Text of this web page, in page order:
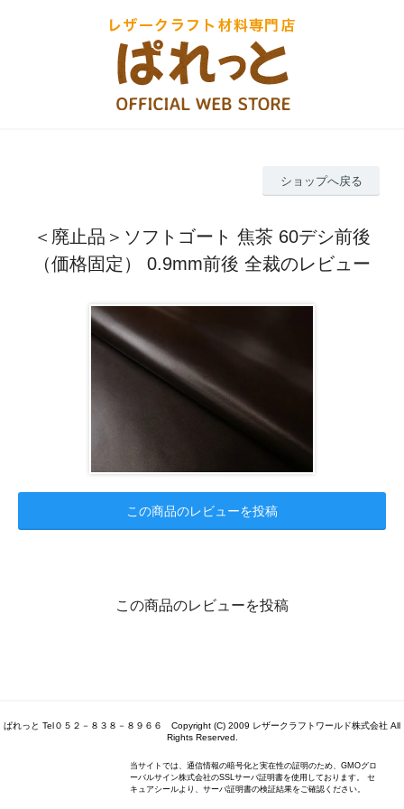
ショップへ戻る
＜廃止品＞ソフトゴート 焦茶 60デシ前後
（価格固定） 0.9mm前後 全裁のレビュー
この商品のレビューを投稿
この商品のレビューを投稿
ぱれっと Tel０５２－８３８－８９６６ Copyright (C) 2009 レザークラフトワールド株式会社 All
Rights Reserved.
当サイトでは、通信情報の暗号化と実在性の証明のため、GMOグロ
ーバルサイン株式会社のSSLサーバ証明書を使用しております。 セ
キュアシールより、サーバ証明書の検証結果をご確認ください。